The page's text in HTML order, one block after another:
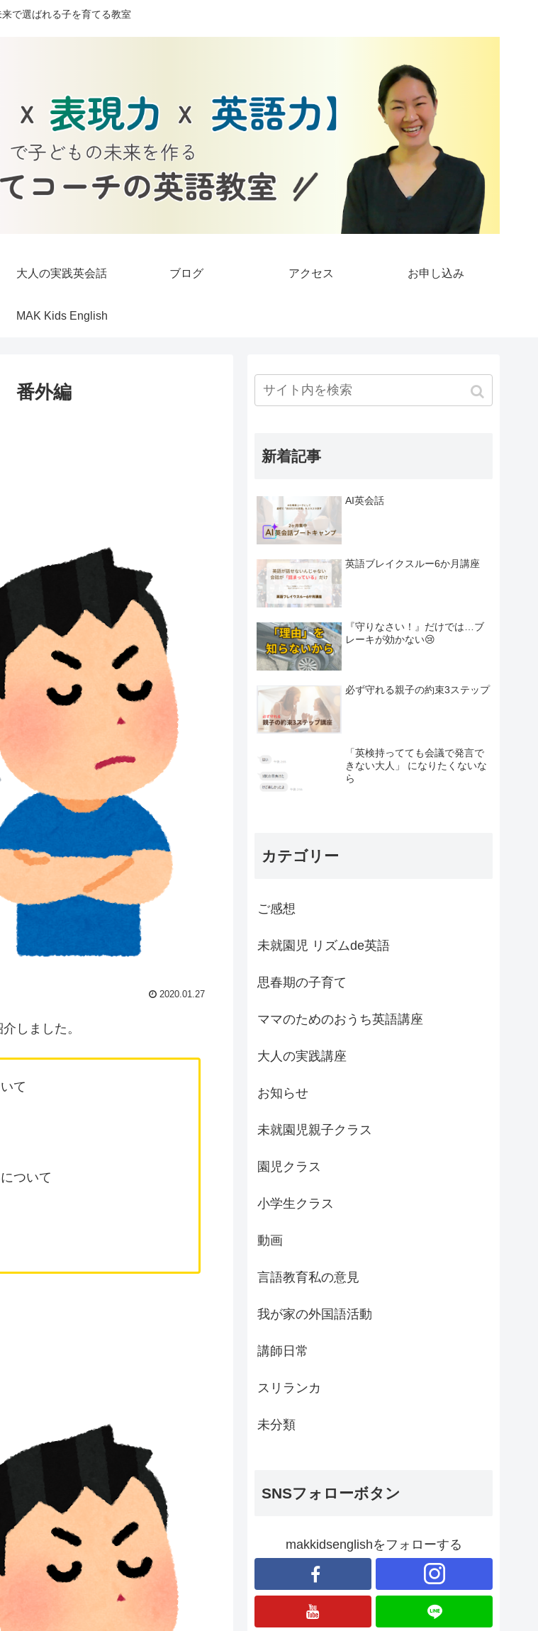
来で選ばれる子を育てる教室
大人の実践英会話 ブログ アクセス お申し込み
MAK Kids English
番外編
2020.01.27
しました。
て
ついて
新着記事
AI英会話
英語ブレイクスルー6か月講座
『守りなさい！』だけでは…ブ
レーキが効かない😢
必ず守れる親子の約束3ステップ
「英検持ってても会議で発言で
きない大人」 になりたくないな
ら
カテゴリー
ご感想
未就園児 リズムde英語
思春期の子育て
ママのためのおうち英語講座
大人の実践講座
お知らせ
未就園児親子クラス
園児クラス
小学生クラス
動画
言語教育私の意見
我が家の外国語活動
講師日常
スリランカ
未分類
SNSフォローボタン
makkidsenglishをフォローする